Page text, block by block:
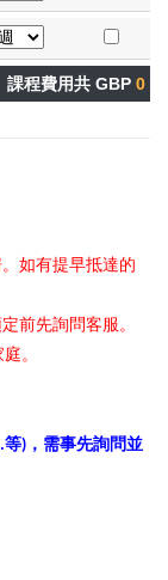
課程費用共 GBP 0
如有提早抵達的
前先詢問客服。
。
等) ，需事先詢問並